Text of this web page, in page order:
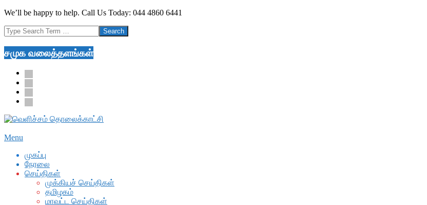
Skip
content
We’ll be happy to help. Call Us Today: 044 4860 6441
Search
சமுக வலைத்தளங்கள்
facebook
twitter
youtube
google
Secondary
Menu
Menu
முகப்பு
நேரலை
செய்திகள்
முக்கியச் செய்திகள்
தமிழகம்
மாவட்ட செய்திகள்